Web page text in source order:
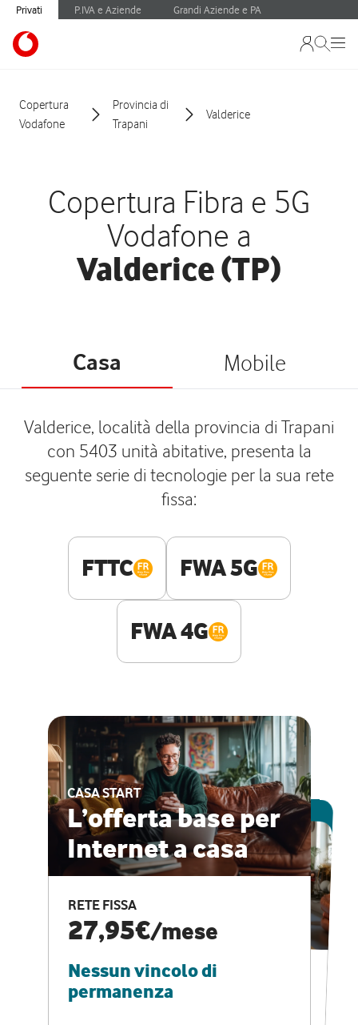
Privati P.IVA e Aziende Grandi Aziende e PA
Copertura
Vodafone
Provincia di
Trapani
Valderice
Copertura Fibra e 5G
Vodafone a
Valderice (TP)
Casa Mobile
Valderice, località della provincia di Trapani
con 5403 unità abitative, presenta la
seguente serie di tecnologie per la sua rete
fissa:
FTTC FWA 5G
FWA 4G
CASA START
L’offerta base per
Internet a casa
RETE FISSA
27,95€/mese
Nessun vincolo di
permanenza
ESCLUSIVA ONLINE
CASA PRO
Internet veloce e
vantaggi speciali
RETE FISSA + VODAFONE CLUB
29,95€